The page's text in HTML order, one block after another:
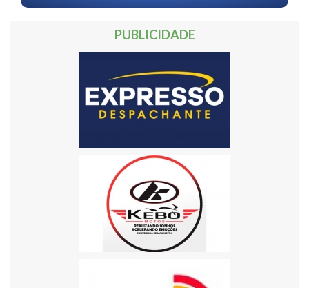
PUBLICIDADE